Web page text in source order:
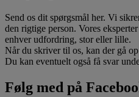
Send os dit spørgsmål her. Vi
den rigtige person. Vores
enhver udfordring, stor eller lille.
Når du skriver til os, kan der gå
Du kan eventuelt også få svar
Følg med på